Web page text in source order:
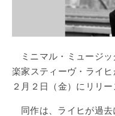
ミニマル・ミュージ
楽家スティーヴ・ライ
２月２日（金）にリリー
同作は、ライヒが過